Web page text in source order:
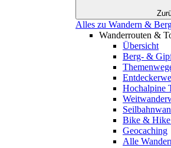
Alles zu Wandern &
Wanderrouten &
Übersicht
Berg- &
Hochalpine
Bike & Hike
Geocaching
Alle